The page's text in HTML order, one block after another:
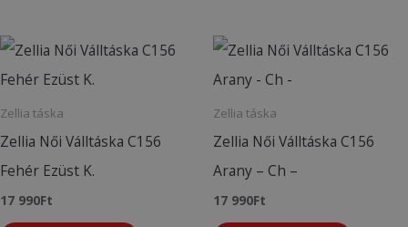
Zellia táska
Zellia Női Válltáska C156
Fehér Ezüst K.
17 990Ft
Zellia táska
Zellia Női Válltáska C156
Arany – Ch –
17 990Ft